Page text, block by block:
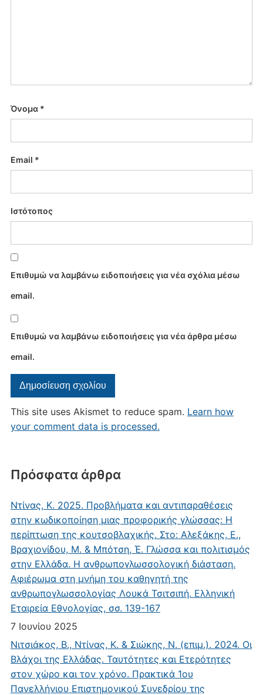
Πρόσφατα άρθρα
Ντίνας, Κ. 2025. Προβλήματα και αντιπαραθέσεις
στην κωδικοποίηση μιας προφορικής γλώσσας: Η
περίπτωση της κουτσοβλαχικής. Στο: Αλεξάκης, Ε.,
Βραχιονίδου, Μ. & Μπότση, Έ. Γλώσσα και πολιτισμός
στην Ελλάδα. Η ανθρωπογλωσσολογική διάσταση.
Αφιέρωμα στη μνήμη του καθηγητή της
ανθρωπογλωσσολογίας Λουκά Τσιτσιπή. Ελληνική
Εταιρεία Εθνολογίας, σσ. 139-167
7 Ιουνίου 2025
Νιτσιάκος, Β., Ντίνας, Κ. & Σιώκης, Ν. (επιμ.). 2024. Οι
Βλάχοι της Ελλάδας. Ταυτότητες και Ετερότητες
στον χώρο και τον χρόνο. Πρακτικά 1ου
Πανελλήνιου Επιστημονικού Συνεδρίου της
Όνομα *
Email *
Ιστότοπος
Επιθυμώ να λαμβάνω ειδοποιήσεις για νέα σχόλια μέσω
email.
Επιθυμώ να λαμβάνω ειδοποιήσεις για νέα άρθρα μέσω
email.
This site uses Akismet to reduce spam. Learn how
your comment data is processed.